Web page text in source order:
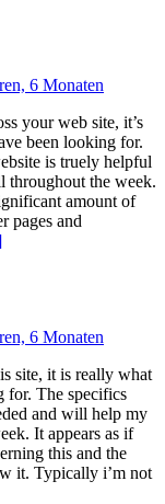
6 Monaten
your web site, it’s
been looking for.
is truely helpful
throughout the week.
amount of
pages and
6 Monaten
site, it is really what
for. The specifics
and will help my
It appears as if
this and the
it. Typically i’m not